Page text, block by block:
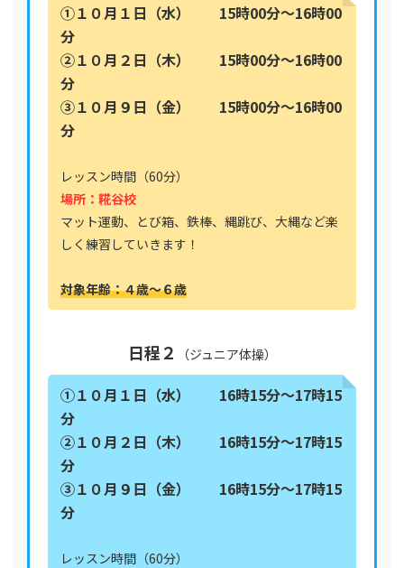
①１０月１日（水） 15時00分〜16時00
分
②１０月２日（木） 15時00分〜16時00
分
③１０月９日（金） 15時00分〜16時00
分
レッスン時間（60分）
場所：糀谷校
マット運動、とび箱、鉄棒、縄跳び、大縄など楽
しく練習していきます！
対象年齢：４歳〜６歳
日程２ （ジュニア体操）
①１０月１日（水） 16時15分〜17時15
分
②１０月２日（木） 16時15分〜17時15
分
③１０月９日（金） 16時15分〜17時15
分
レッスン時間（60分）